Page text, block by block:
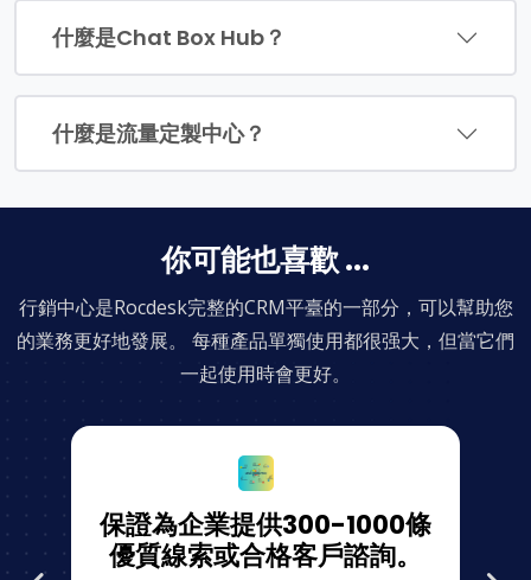
什麼是Chat Box Hub？
什麼是流量定製中心？
你可能也喜歡 ...
行銷中心是Rocdesk完整的CRM平臺的一部分，可以幫助您
的業務更好地發展。 每種產品單獨使用都很强大，但當它們
一起使用時會更好。
保證為企業提供300-1000條
優質線索或合格客戶諮詢。